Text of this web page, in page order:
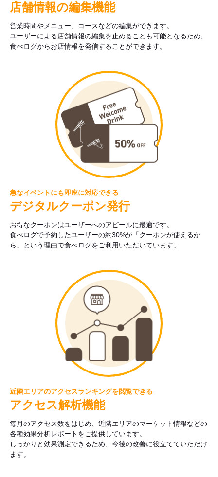
店舗情報の編集機能
営業時間やメニュー、コースなどの編集ができます。
ユーザーによる店舗情報の編集を止めることも可能となるため、
食べログからお店情報を発信することができます。
急なイベントにも即座に対応できる
デジタルクーポン発行
お得なクーポンはユーザーへのアピールに最適です。
食べログで予約したユーザーの約30%が「クーポンが使えるか
ら」という理由で食べログをご利用いただいています。
近隣エリアのアクセスランキングを閲覧できる
アクセス解析機能
毎月のアクセス数をはじめ、近隣エリアのマーケット情報などの
各種効果分析レポートをご提供しています。
しっかりと効果測定できるため、今後の改善に役立てていただけ
ます。